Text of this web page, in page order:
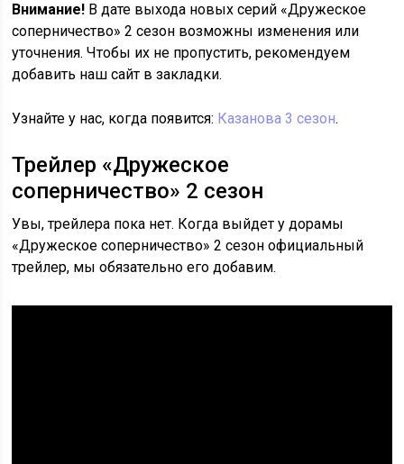
Внимание! В дате выхода новых серий «Дружеское
соперничество» 2 сезон возможны изменения или
уточнения. Чтобы их не пропустить, рекомендуем
добавить наш сайт в закладки.
Узнайте у нас, когда появится: Казанова 3 сезон.
Трейлер «Дружеское
соперничество» 2 сезон
Увы, трейлера пока нет. Когда выйдет у дорамы
«Дружеское соперничество» 2 сезон официальный
трейлер, мы обязательно его добавим.